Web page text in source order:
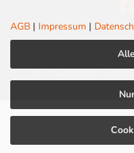
AGB | Impressum |
AGB |
LED Centrum |